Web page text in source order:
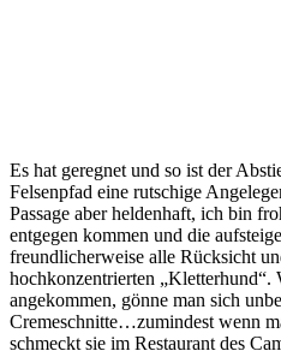
Es hat geregnet und so ist der
Felsenpfad eine rutschige
Passage aber heldenhaft, ich bin
entgegen kommen und die
freundlicherweise alle Rücksicht
hochkonzentrierten „Kletterhund“.
angekommen, gönne man sich
Cremeschnitte…zumindest wenn
schmeckt sie im Restaurant des